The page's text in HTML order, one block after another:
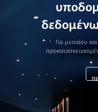
Για μεσαίου